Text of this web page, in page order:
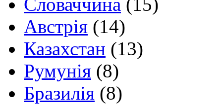
Словаччина (15)
Австрія (14)
Казахстан (13)
Румунія (8)
Бразилія (8)